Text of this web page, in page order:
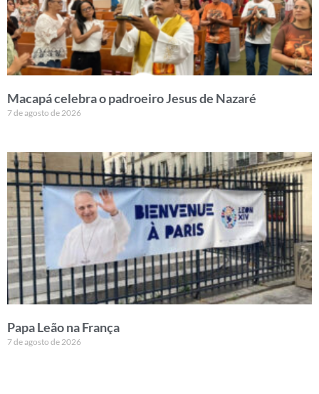
Macapá celebra o padroeiro Jesus de Nazaré
7 de agosto de 2026
Papa Leão na França
7 de agosto de 2026